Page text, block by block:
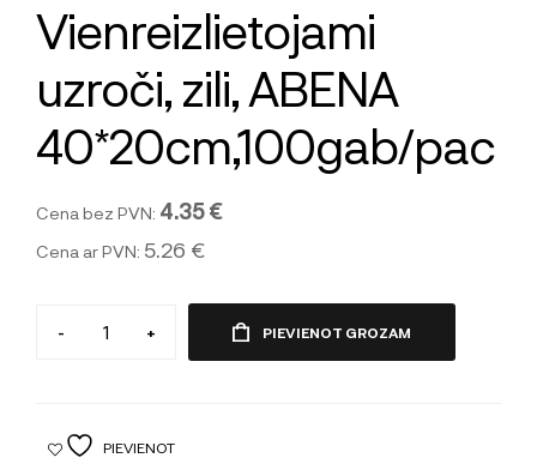
Vienreizlietojami
uzroči, zili, ABENA
40*20cm,100gab/pac
Cena bez PVN: 4.35 €
Cena ar PVN: 5.26 €
- + PIEVIENOT GROZAM
PIEVIENOT